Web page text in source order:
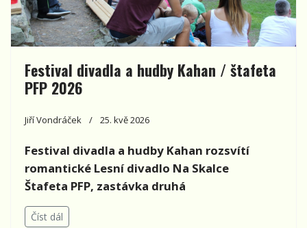
Festival divadla a hudby Kahan / štafeta
PFP 2026
Jiří Vondráček 25. kvě 2026
Festival divadla a hudby Kahan rozsvítí
romantické Lesní divadlo Na Skalce
Štafeta PFP, zastávka druhá
Číst dál